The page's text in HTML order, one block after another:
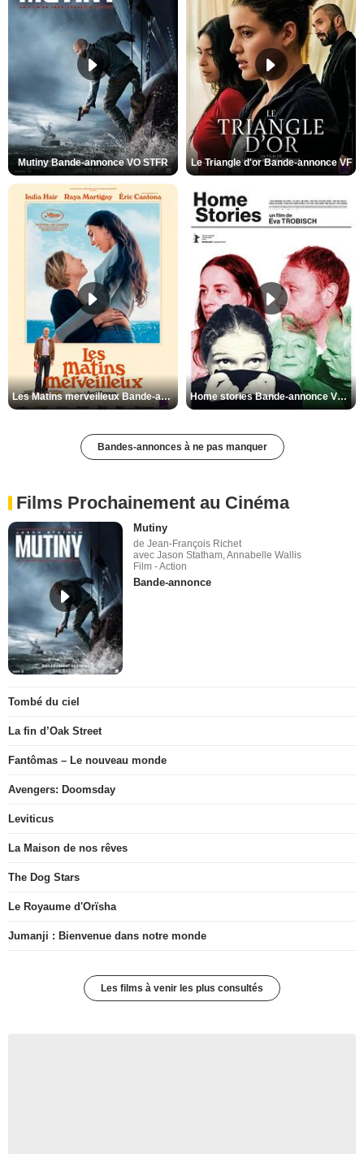
Mutiny Bande-annonce VO STFR Le Triangle d'or Bande-annonce VF
Les Matins merveilleux Bande-annonce VF Home stories Bande-annonce VO STFR
Bandes-annonces à ne pas manquer
Films Prochainement au Cinéma
Mutiny
de Jean-François Richet
avec Jason Statham, Annabelle Wallis
Film - Action
Bande-annonce
Tombé du ciel
La fin d’Oak Street
Fantômas – Le nouveau monde
Avengers: Doomsday
Leviticus
La Maison de nos rêves
The Dog Stars
Le Royaume d'Orïsha
Jumanji : Bienvenue dans notre monde
Les films à venir les plus consultés